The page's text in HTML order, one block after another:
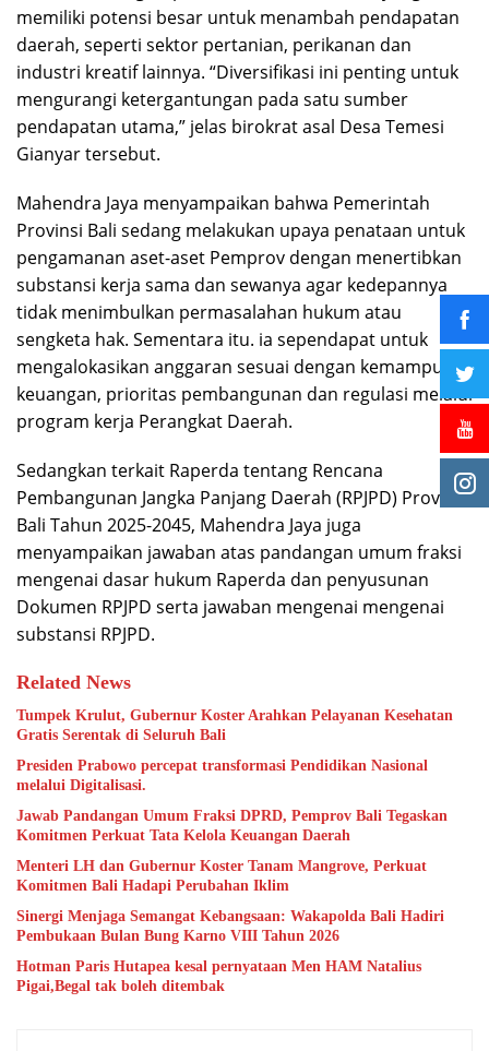
memiliki potensi besar untuk menambah pendapatan
daerah, seperti sektor pertanian, perikanan dan
industri kreatif lainnya. “Diversifikasi ini penting untuk
mengurangi ketergantungan pada satu sumber
pendapatan utama,” jelas birokrat asal Desa Temesi
Gianyar tersebut.
Mahendra Jaya menyampaikan bahwa Pemerintah
Provinsi Bali sedang melakukan upaya penataan untuk
pengamanan aset-aset Pemprov dengan menertibkan
substansi kerja sama dan sewanya agar kedepannya
tidak menimbulkan permasalahan hukum atau
sengketa hak. Sementara itu. ia sependapat untuk
mengalokasikan anggaran sesuai dengan kemampuan
keuangan, prioritas pembangunan dan regulasi melalui
program kerja Perangkat Daerah.
Sedangkan terkait Raperda tentang Rencana
Pembangunan Jangka Panjang Daerah (RPJPD) Provinsi
Bali Tahun 2025-2045, Mahendra Jaya juga
menyampaikan jawaban atas pandangan umum fraksi
mengenai dasar hukum Raperda dan penyusunan
Dokumen RPJPD serta jawaban mengenai mengenai
substansi RPJPD.
Related News
Tumpek Krulut, Gubernur Koster Arahkan Pelayanan Kesehatan
Gratis Serentak di Seluruh Bali
Presiden Prabowo percepat transformasi Pendidikan Nasional
melalui Digitalisasi.
Jawab Pandangan Umum Fraksi DPRD, Pemprov Bali Tegaskan
Komitmen Perkuat Tata Kelola Keuangan Daerah
Menteri LH dan Gubernur Koster Tanam Mangrove, Perkuat
Komitmen Bali Hadapi Perubahan Iklim
Sinergi Menjaga Semangat Kebangsaan: Wakapolda Bali Hadiri
Pembukaan Bulan Bung Karno VIII Tahun 2026
Hotman Paris Hutapea kesal pernyataan Men HAM Natalius
Pigai,Begal tak boleh ditembak